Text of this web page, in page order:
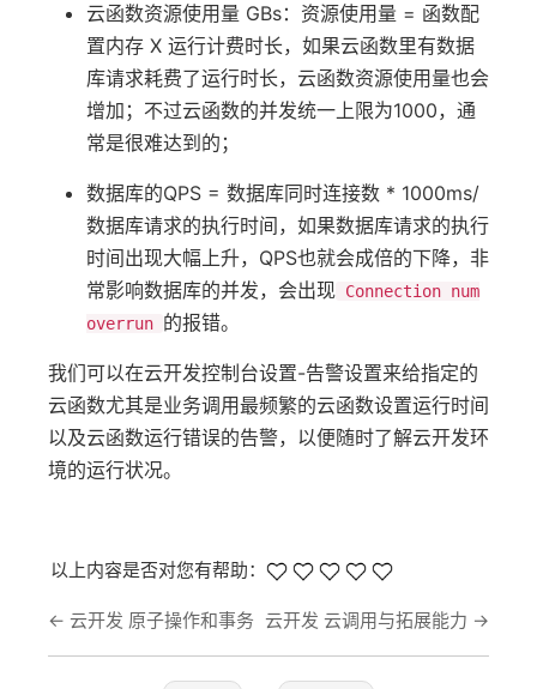
云函数资源使用量 GBs：资源使用量 = 函数配
置内存 X 运行计费时长，如果云函数里有数据
库请求耗费了运行时长，云函数资源使用量也会
增加；不过云函数的并发统一上限为1000，通
常是很难达到的；
数据库的QPS = 数据库同时连接数 * 1000ms/
数据库请求的执行时间，如果数据库请求的执行
时间出现大幅上升，QPS也就会成倍的下降，非
常影响数据库的并发，会出现 Connection num
overrun 的报错。
我们可以在云开发控制台设置-告警设置来给指定的
云函数尤其是业务调用最频繁的云函数设置运行时间
以及云函数运行错误的告警，以便随时了解云开发环
境的运行状况。
以上内容是否对您有帮助：
← 云开发 原子操作和事务 云开发 云调用与拓展能力 →